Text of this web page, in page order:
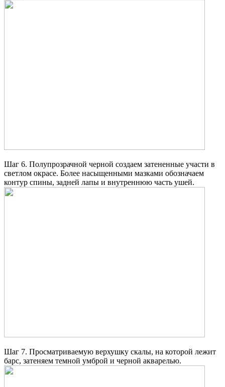
Шаг 6. Полупрозрачной черной создаем затененные участи в
светлом окрасе. Более насыщенными мазками обозначаем
контур спины, задней лапы и внутреннюю часть ушей.
Шаг 7. Просматриваемую верхушку скалы, на которой лежит
барс, затеняем темной умброй и черной акварелью.